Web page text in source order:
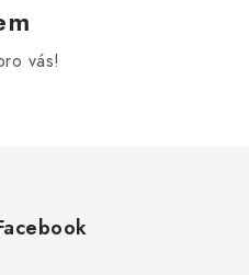
vás!